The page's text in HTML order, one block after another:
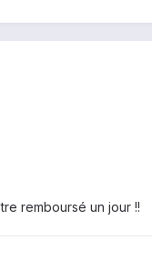
remboursé un jour !!